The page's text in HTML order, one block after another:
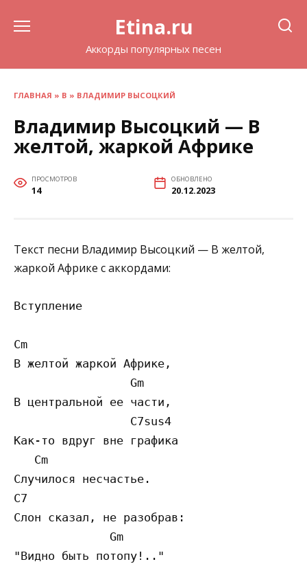
Etina.ru
Аккорды популярных песен
ГЛАВНАЯ » В » ВЛАДИМИР ВЫСОЦКИЙ
Владимир Высоцкий — В
желтой, жаркой Африке
ПРОСМОТРОВ
14
ОБНОВЛЕНО
20.12.2023
Текст песни Владимир Высоцкий — В желтой,
жаркой Африке с аккордами:
Вступление
Cm
В желтой жаркой Африке,
                 Gm
В центральной ее части,
                 C7sus4
Как-то вдруг вне графика
   Cm
Случилося несчастье.
C7
Слон сказал, не разобрав:
              Gm
"Видно быть потопу!.."